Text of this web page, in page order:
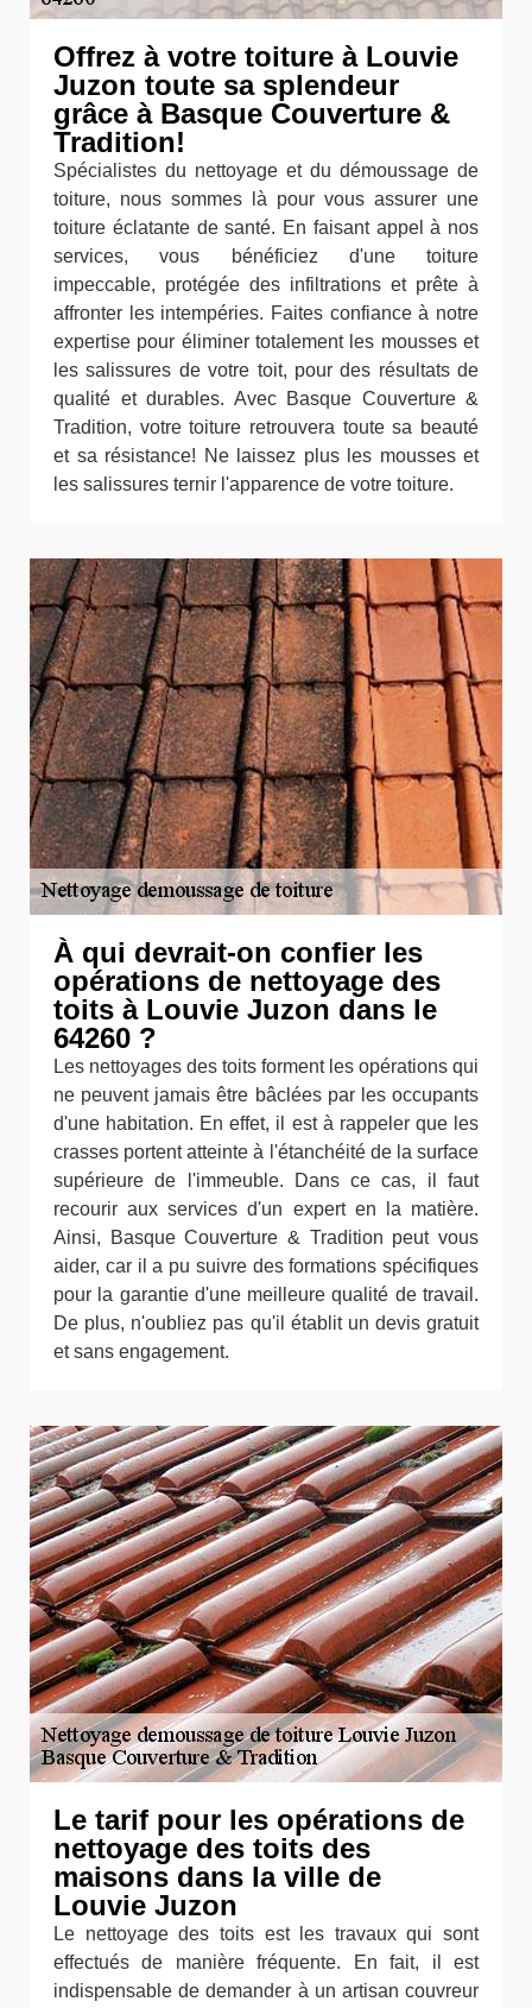
Offrez à votre toiture à Louvie
Juzon toute sa splendeur
grâce à Basque Couverture &
Tradition!
Spécialistes du nettoyage et du démoussage de
toiture, nous sommes là pour vous assurer une
toiture éclatante de santé. En faisant appel à nos
services, vous bénéficiez d'une toiture
impeccable, protégée des infiltrations et prête à
affronter les intempéries. Faites confiance à notre
expertise pour éliminer totalement les mousses et
les salissures de votre toit, pour des résultats de
qualité et durables. Avec Basque Couverture &
Tradition, votre toiture retrouvera toute sa beauté
et sa résistance! Ne laissez plus les mousses et
les salissures ternir l'apparence de votre toiture.
À qui devrait-on confier les
opérations de nettoyage des
toits à Louvie Juzon dans le
64260 ?
Les nettoyages des toits forment les opérations qui
ne peuvent jamais être bâclées par les occupants
d'une habitation. En effet, il est à rappeler que les
crasses portent atteinte à l'étanchéité de la surface
supérieure de l'immeuble. Dans ce cas, il faut
recourir aux services d'un expert en la matière.
Ainsi, Basque Couverture & Tradition peut vous
aider, car il a pu suivre des formations spécifiques
pour la garantie d'une meilleure qualité de travail.
De plus, n'oubliez pas qu'il établit un devis gratuit
et sans engagement.
Le tarif pour les opérations de
nettoyage des toits des
maisons dans la ville de
Louvie Juzon
Le nettoyage des toits est les travaux qui sont
effectués de manière fréquente. En fait, il est
indispensable de demander à un artisan couvreur